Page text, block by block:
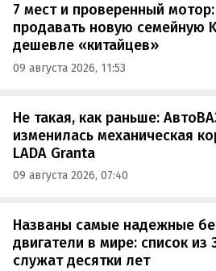
7 мест и проверенный
продавать новую семейную
дешевле «китайцев»
09 августа 2026, 11:53
Не такая, как раньше:
изменилась механическая
LADA Granta
09 августа 2026, 07:40
Названы самые надежные
двигатели в мире: список
служат десятки лет